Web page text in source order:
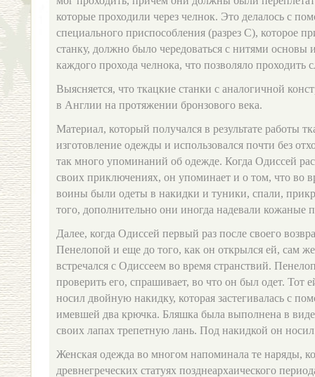
которые проходили через челнок. Это делалось с
специального приспособления (разрез С), которое
станку, должно было чередоваться с нитями основы
каждого прохода челнока, что позволяло проходить
Выясняется, что ткацкие станки с аналогичной
в Англии на протяжении бронзового века.
Материал, который получался в результате работы
изготовление одежды и использовался почти без
так много упоминаний об одежде. Когда Одиссей
своих приключениях, он упоминает и о том, что во
воины были одеты в накидки и туники, спали,
того, дополнительно они иногда надевали кожаные
Далее, когда Одиссей первый раз после своего
Пенелопой и еще до того, как он открылся ей, сам
встречался с Одиссеем во время странствий.
проверить его, спрашивает, во что он был одет. Тот
носил двойную накидку, которая застегивалась с
имевшей два крючка. Бляшка была выполнена в
своих лапах трепетную лань. Под накидкой он
Женская одежда во многом напоминала те наряды,
древнегреческих статуях позднеархаического